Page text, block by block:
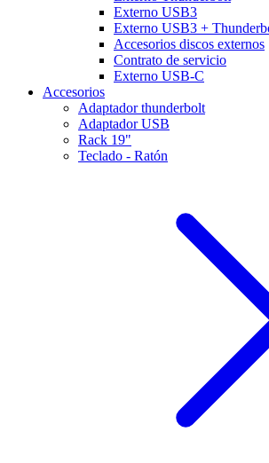
Externo USB3
Externo USB3 +
Accesorios discos externos
Contrato de servicio
Externo USB-C
Accesorios
Adaptador thunderbolt
Adaptador USB
Rack 19"
Teclado - Ratón